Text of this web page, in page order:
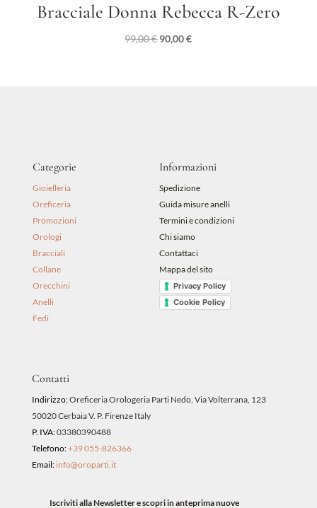
Bracciale Donna Rebecca R-Zero
99,00€ Il
90,00€Il
Categorie
Gioielleria
Oreficeria
Promozioni
Orologi
Bracciali
Collane
Orecchini
Anelli
Fedi
Informazioni
Spedizione
Guida misure anelli
Termini e condizioni
Chi siamo
Contattaci
Mappa del sito
Privacy Policy
Cookie Policy
Contatti
Indirizzo:Oreficeria Orologeria Parti Nedo, Via Volterrana, 123
50020 Cerbaia V. P. Firenze Italy
P. IVA:03380390488
Telefono:+39 055-826366
Email: info@oroparti.it
Iscriviti alla Newsletter e scopri in anteprima nuove